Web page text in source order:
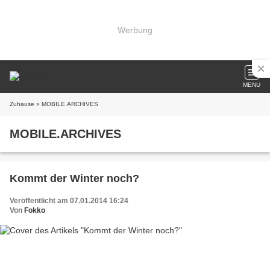
Werbung
MENU
Zuhause » MOBILE.ARCHIVES
MOBILE.ARCHIVES
Kommt der Winter noch?
Veröffentlicht am 07.01.2014 16:24
Von Fokko